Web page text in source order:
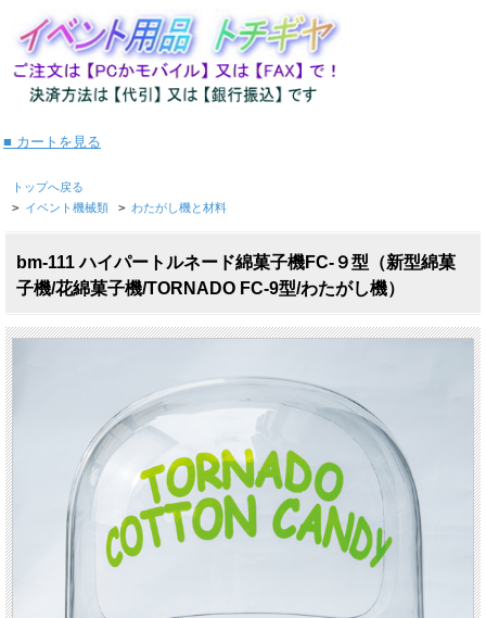
■ カートを見る
トップへ戻る
> イベント機械類 > わたがし機と材料
bm-111 ハイパートルネード綿菓子機FC-９型（新型綿菓
子機/花綿菓子機/TORNADO FC-9型/わたがし機）